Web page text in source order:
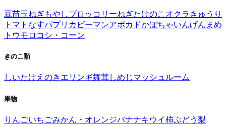
豆苗玉ねぎもやしブロッコリーねぎたけのこ オクラ きゅうり
トマト なすパプリカ ピーマンアボカドかぼちゃいんげんまめ
トウモロコシ・コーン
きのこ類
しいたけ えのき エリンギ舞茸しめじマッシュルーム
果物
りんごいちごみかん・オレンジバナナキウイ柿ぶどう 梨